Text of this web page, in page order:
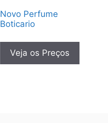
Novo Perfume
Boticario
Veja os Preços